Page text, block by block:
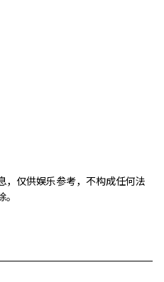
，仅供娱乐参考，不构成任何法